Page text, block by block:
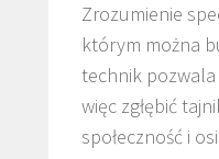
Zrozumienie
którym można
technik pozwala
więc zgłębić
społeczność i